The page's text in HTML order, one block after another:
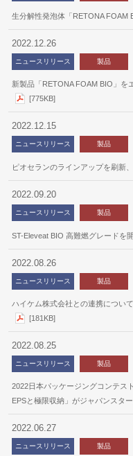
生分解性発泡体「RETONA FOAM
2022.12.26
ニュースリリース 製品
新製品「RETONA FOAM BIO」を
[775KB]
2022.12.15
ニュースリリース 製品
ピオセランのラインアップを刷新
2022.09.20
ニュースリリース 製品
ST-Eleveat BIO 高難燃グレードを
2022.08.26
ニュースリリース 製品
ハイケム株式会社との連携につい
[181KB]
2022.08.25
ニュースリリース 製品
2022日本パッケージングコンテス
EPSと極限収納」がジャパンスタ
2022.06.27
ニュースリリース 製品